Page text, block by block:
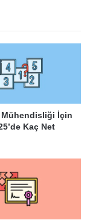
İçin
Kaç Net